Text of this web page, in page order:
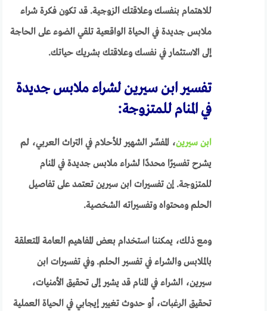
للاهتمام بنفسك وعلاقتك الزوجية. قد تكون فكرة شراء
ملابس جديدة في الحياة الواقعية تلقي الضوء على الحاجة
إلى الاستثمار في نفسك وعلاقتك بشريك حياتك.
تفسير ابن سيرين لشراء ملابس جديدة
في المنام للمتزوجة:
ابن سيرين، المفسِّر الشهير للأحلام في التراث العربي، لم
يشرح تفسيرًا محددًا لشراء ملابس جديدة في المنام
للمتزوجة. إن تفسيرات ابن سيرين تعتمد على تفاصيل
الحلم ومحتواه وتفسيراته الشخصية.
ومع ذلك، يمكننا استخدام بعض المفاهيم العامة المتعلقة
بالملابس والشراء في تفسير الحلم. وفي تفسيرات ابن
سيرين، الشراء في المنام قد يشير إلى تحقيق الأمنيات،
تحقيق الرغبات، أو حدوث تغيير إيجابي في الحياة العملية